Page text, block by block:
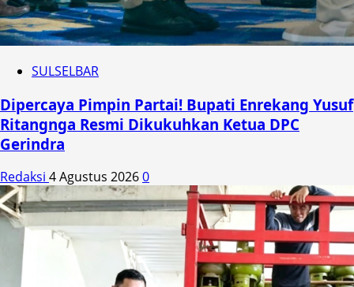
SULSELBAR
Dipercaya Pimpin Partai! Bupati Enrekang Yusuf
Ritangnga Resmi Dikukuhkan Ketua DPC
Gerindra
Redaksi 4 Agustus 20260